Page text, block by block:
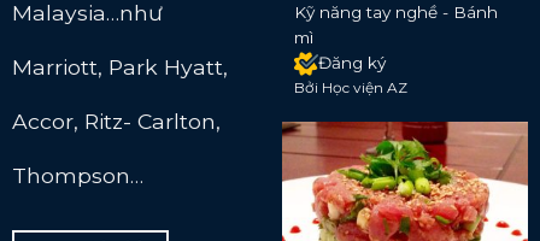
Malaysia…như
Marriott, Park Hyatt,
Accor, Ritz- Carlton,
Thompson…
Kỹ năng tay nghề - Bánh
mì
Đăng ký
Bởi Học viện AZ